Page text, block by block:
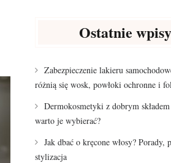
Ostatnie wpisy
Zabezpieczenie lakieru
różnią się wosk, powłoki ochronne i
Dermokosmetyki z dobrym
warto je wybierać?
Jak dbać o kręcone włosy? Porady,
stylizacja